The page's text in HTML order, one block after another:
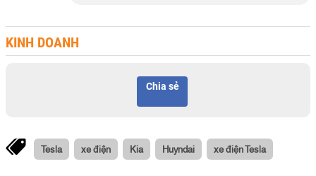
KINH DOANH
Chia sẻ
Tesla xe điện Kia Huyndai xe điện Tesla